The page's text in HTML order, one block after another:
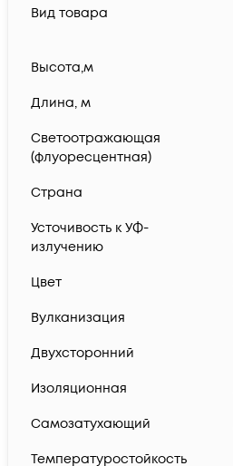
Вид товара
Высота,м
Длина, м
Светоотражающая
(флуоресцентная)
Страна
Усточивость к УФ-
излучению
Цвет
Вулканизация
Двухсторонний
Изоляционная
Самозатухающий
Температуростойкость